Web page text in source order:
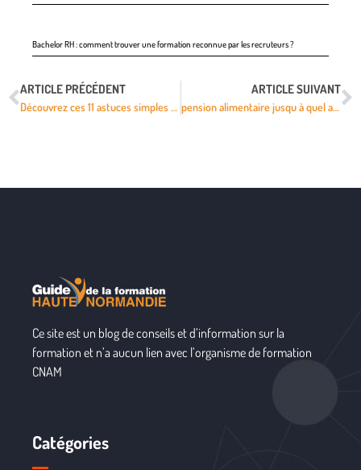
Bachelor RH : comment trouver une formation reconnue par les recruteurs ?
ARTICLE PRÉCÉDENT
Découvrez ces 11 astuces simples pour progresser en anglais tout de suite
ARTICLE SUIVANT
pension alimentaire jusqu à quel ageJusqu’à quel âge la pension alimentaire ?
Ce site est un blog de conseils et d’information sur la
formation et n’a aucun lien avec l’organisme de formation
CNAM
Catégories